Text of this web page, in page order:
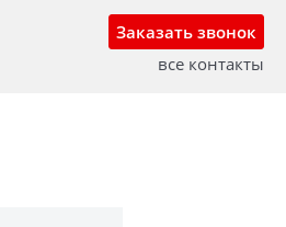
Заказать звонок
все контакты